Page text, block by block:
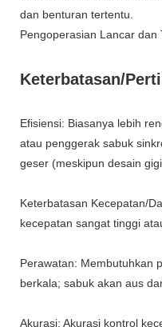
dan benturan tertentu.
Pengoperasian Lancar dan
Keterbatasan/
Efisiensi: Biasanya lebih
atau penggerak sabuk
geser (meskipun desain
Keterbatasan Kecepatan/
kecepatan sangat tinggi
Perawatan: Membutuhkan
berkala; sabuk akan aus
Akurasi: Akurasi kontrol